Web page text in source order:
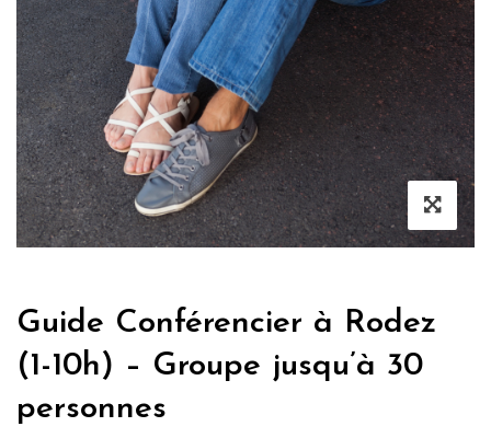
Guide Conférencier à Rodez
(1-10h) – Groupe jusqu’à 30
personnes